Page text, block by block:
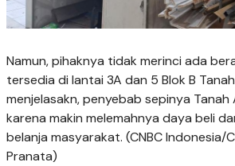
Namun, pihaknya tidak merinci ada
tersedia di lantai 3A dan 5 Blok B
menjelasakn, penyebab sepinya
karena makin melemahnya daya beli
belanja masyarakat. (CNBC Indonesia/
Pranata)